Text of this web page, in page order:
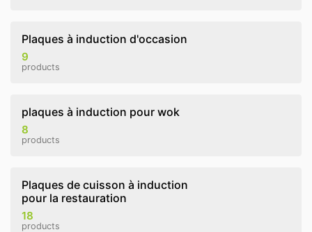
Plaques à induction d'occasion
9
products
plaques à induction pour wok
8
products
Plaques de cuisson à induction
pour la restauration
18
products